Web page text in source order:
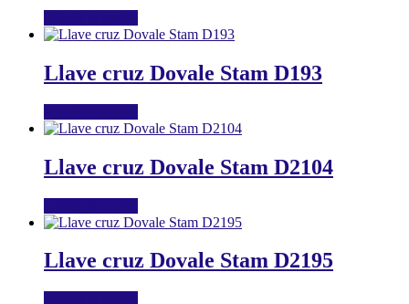
Llave cruz Dovale Stam D193
Llave cruz Dovale Stam D2104
Llave cruz Dovale Stam D2195